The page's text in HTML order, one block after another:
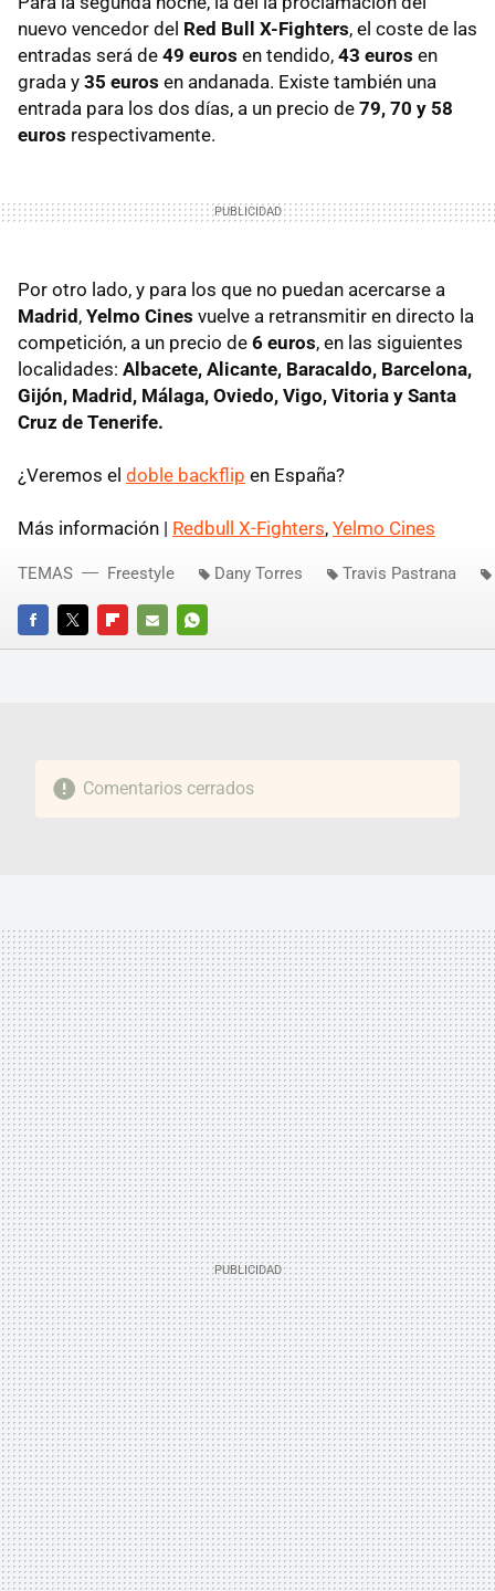
nuevo vencedor del Red Bull X-Fighters, el coste de las
entradas será de 49 euros en tendido, 43 euros en
grada y 35 euros en andanada. Existe también una
entrada para los dos días, a un precio de 79, 70 y 58
euros respectivamente.
Por otro lado, y para los que no puedan acercarse a
Madrid , Yelmo Cines vuelve a retransmitir en directo la
competición, a un precio de 6 euros, en las siguientes
localidades: Albacete, Alicante, Baracaldo, Barcelona,
Gijón, Madrid, Málaga, Oviedo, Vigo, Vitoria y Santa
Cruz de Tenerife.
¿Veremos el doble backflip en España?
Más información | Redbull X-Fighters, Yelmo Cines
FACEBOOKTWITTERFLIPBOARD
E-
WHATSAPP
TEMAS Freestyle Dany Torres Travis Pastrana
Comentarios cerrados